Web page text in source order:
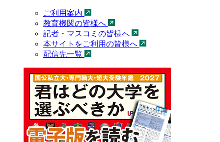
ご利用案内
教育機関の皆様へ
記者・マスコミの皆様へ
本サイトをご利用の皆様へ
配信先一覧